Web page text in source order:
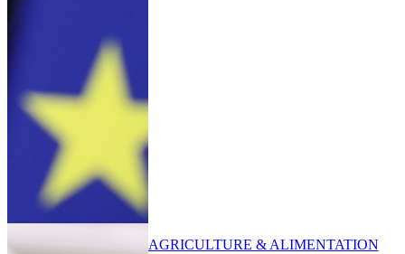
AGRICULTURE & ALIMENTATION